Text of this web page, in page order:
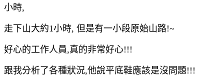
小時,
走下山大約1小時, 但是有一小段原始山路!~
好心的工作人員,真的非常好心!!!
跟我分析了各種狀況,他說平底鞋應該是沒問題!!!